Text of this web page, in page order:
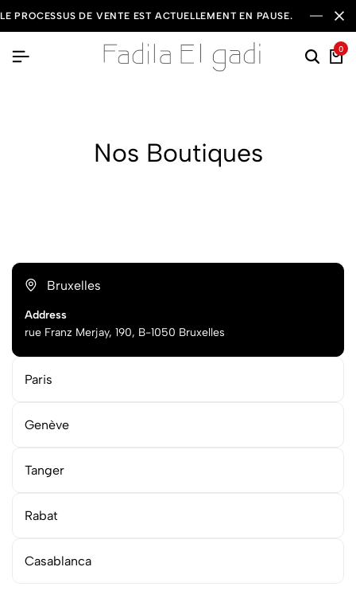
LE PROCESSUS DE VENTE EST ACTUELLEMENT EN PAUSE.
0
Nos Boutiques
Bruxelles
Address
rue Franz Merjay, 190, B-1050 Bruxelles
Paris
Genève
Tanger
Rabat
Casablanca